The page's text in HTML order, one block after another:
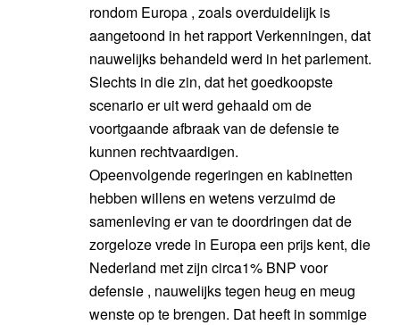
rondom Europa , zoals overduidelijk is
aangetoond in het rapport Verkenningen, dat
nauwelijks behandeld werd in het parlement.
Slechts in die zin, dat het goedkoopste
scenario er uit werd gehaald om de
voortgaande afbraak van de defensie te
kunnen rechtvaardigen.
Opeenvolgende regeringen en kabinetten
hebben willens en wetens verzuimd de
samenleving er van te doordringen dat de
zorgeloze vrede in Europa een prijs kent, die
Nederland met zijn circa1% BNP voor
defensie , nauwelijks tegen heug en meug
wenste op te brengen. Dat heeft in sommige